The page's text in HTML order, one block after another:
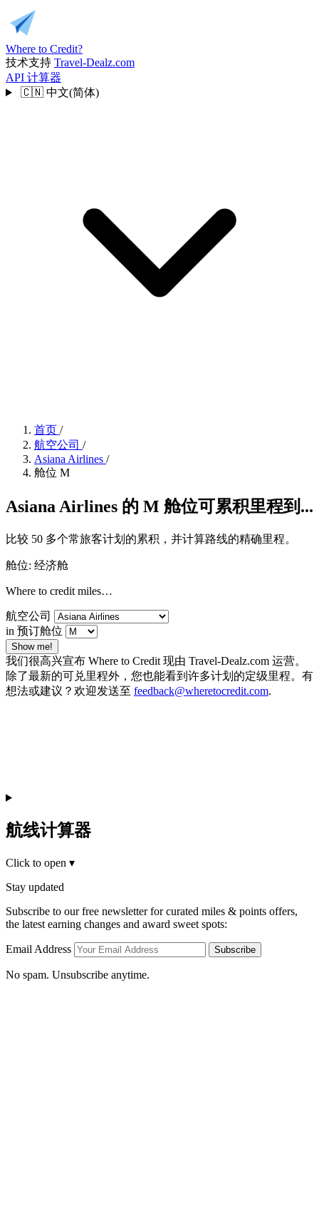
Where to Credit?
技术支持 Travel-Dealz.com
API 计算器
🇨🇳 中文(简体)
首页 /
航空公司 /
Asiana Airlines /
舱位 M
Asiana Airlines 的 M 舱位可累积里程到...
比较 50 多个常旅客计划的累积，并计算路线的精确里程。
舱位: 经济舱
Where to credit miles…
航空公司
in 预订舱位
Show me!
我们很高兴宣布 Where to Credit 现由 Travel-Dealz.com 运营。
除了最新的可兑里程外，您也能看到许多计划的定级里程。有
想法或建议？欢迎发送至 feedback@wheretocredit.com.
航线计算器
Click to open ▾
Stay updated
Subscribe to our free newsletter for curated miles & points offers,
the latest earning changes and award sweet spots:
Email Address Subscribe
No spam. Unsubscribe anytime.